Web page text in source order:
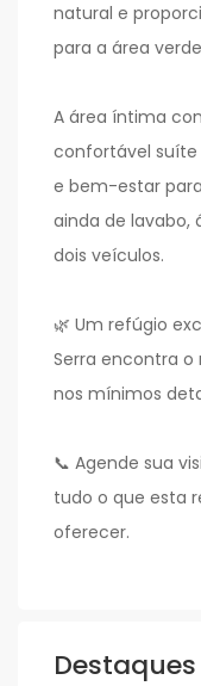
natural e
para a área
A área íntima
confortável suíte
e bem-estar
ainda de lavabo,
dois veículos.
🌿 Um refúgio
Serra encontra
nos mínimos
📞 Agende sua
tudo o que esta
oferecer.
Destaques